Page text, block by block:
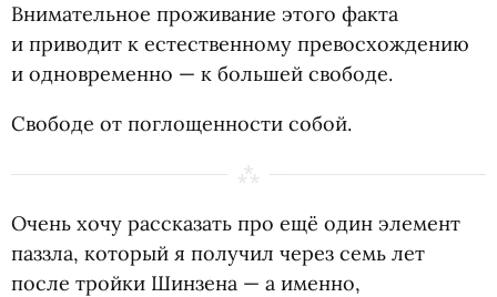
Внимательное проживание этого факта
и приводит к естественному превосхождению
и одновременно — к большей свободе.
Свободе от поглощенности собой.
Очень хочу рассказать про ещё один элемент
паззла, который я получил через семь лет
после тройки Шинзена — а именно,